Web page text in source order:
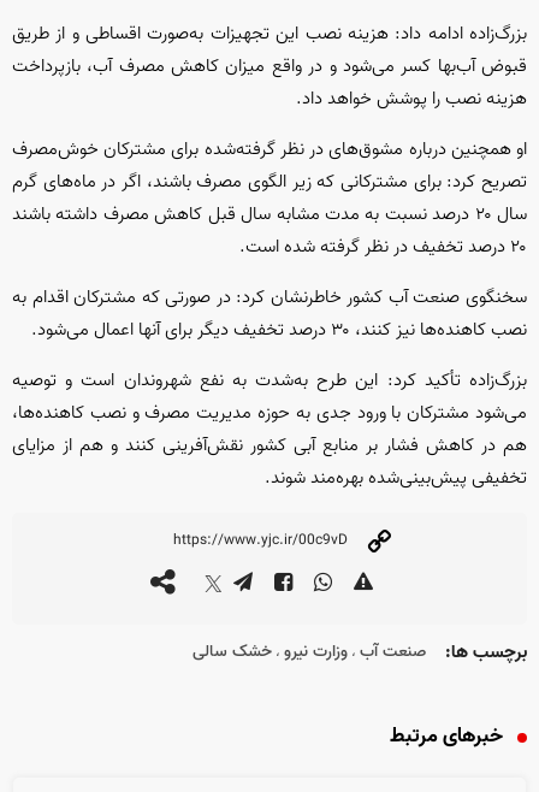
بزرگ‌زاده ادامه داد: هزینه نصب این تجهیزات به‌صورت اقساطی و از طریق
قبوض آب‌بها کسر می‌شود و در واقع میزان کاهش مصرف آب، بازپرداخت
هزینه نصب را پوشش خواهد داد.
او همچنین درباره مشوق‌های در نظر گرفته‌شده برای مشترکان خوش‌مصرف
تصریح کرد: برای مشترکانی که زیر الگوی مصرف باشند، اگر در ماه‌های گرم
سال ۲۰ درصد نسبت به مدت مشابه سال قبل کاهش مصرف داشته باشند
۲۰ درصد تخفیف در نظر گرفته شده است.
سخنگوی صنعت آب کشور خاطرنشان کرد: در صورتی که مشترکان اقدام به
نصب کاهنده‌ها نیز کنند، ۳۰ درصد تخفیف دیگر برای آنها اعمال می‌شود.
بزرگ‌زاده تأکید کرد: این طرح به‌شدت به نفع شهروندان است و توصیه
می‌شود مشترکان با ورود جدی به حوزه مدیریت مصرف و نصب کاهنده‌ها،
هم در کاهش فشار بر منابع آبی کشور نقش‌آفرینی کنند و هم از مزایای
تخفیفی پیش‌بینی‌شده بهره‌مند شوند.
برچسب ها: صنعت آب ، وزارت نیرو ، خشک سالی
خبرهای مرتبط